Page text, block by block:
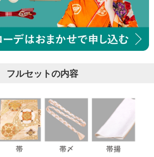
フルセットの内容